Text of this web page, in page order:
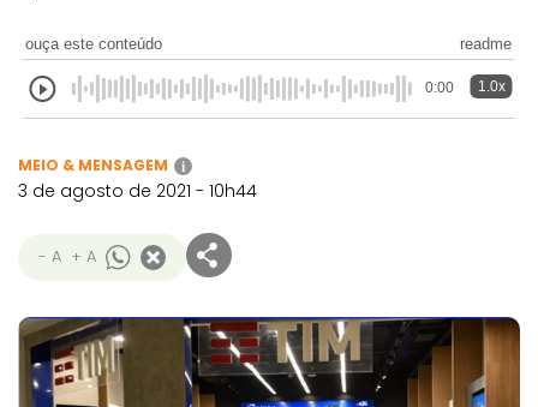
ouça este conteúdo readme
0:00 1.0x
MEIO & MENSAGEM i
3 de agosto de 2021 - 10h44
- A + A